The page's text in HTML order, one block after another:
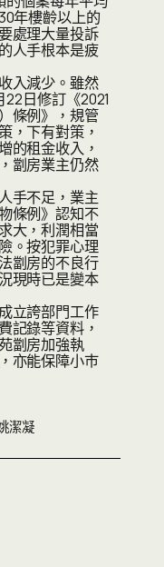
年樓齡以上的
處理大量投訴
人手根本是疲
入減少。雖然
日修訂《2021
條例》，規管
，下有對策，
的租金收入，
劏房業主仍然
手不足，業主
條例》認知不
大，利潤相當
。按犯罪心理
劏房的不良行
現時已是變本
立誇部門工作
記錄等資料，
劏房加強執
亦能保障小巿
潔凝